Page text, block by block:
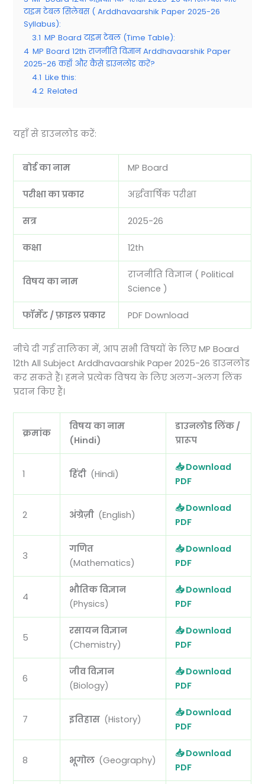
टाइम टेबल सिलेबस ( Arddhavaarshik Paper 2025-26
Syllabus):
3.1 MP Board टाइम टेबल (Time Table):
4 MP Board 12th राजनीति विज्ञान Arddhavaarshik Paper
2025-26 कहाँ और कैसे डाउनलोड करें?
4.1 Like this:
4.2 Related
यहाँ से डाउनलोड करें:
बोर्ड का नाम MP Board
परीक्षा का प्रकार अर्द्धवार्षिक परीक्षा
सत्र 2025-26
कक्षा 12th
विषय का नाम
राजनीति विज्ञान ( Political
Science )
फॉर्मेट / फ़ाइल प्रकार PDF Download
नीचे दी गई तालिका में, आप सभी विषयों के लिए MP Board
12th All Subject Arddhavaarshik Paper 2025-26 डाउनलोड
कर सकते हैं। हमने प्रत्येक विषय के लिए अलग-अलग लिंक
प्रदान किए हैं।
क्रमांक
विषय का नाम
(Hindi)
डाउनलोड लिंक /
प्रारूप
1 हिंदी (Hindi)
📥 Download
PDF
2 अंग्रेज़ी (English)
📥 Download
PDF
3
गणित
(Mathematics)
📥 Download
PDF
4
भौतिक विज्ञान
(Physics)
📥 Download
PDF
5
रसायन विज्ञान
(Chemistry)
📥 Download
PDF
6
जीव विज्ञान
(Biology)
📥 Download
PDF
7 इतिहास (History)
📥 Download
PDF
8 भूगोल (Geography)
📥 Download
PDF